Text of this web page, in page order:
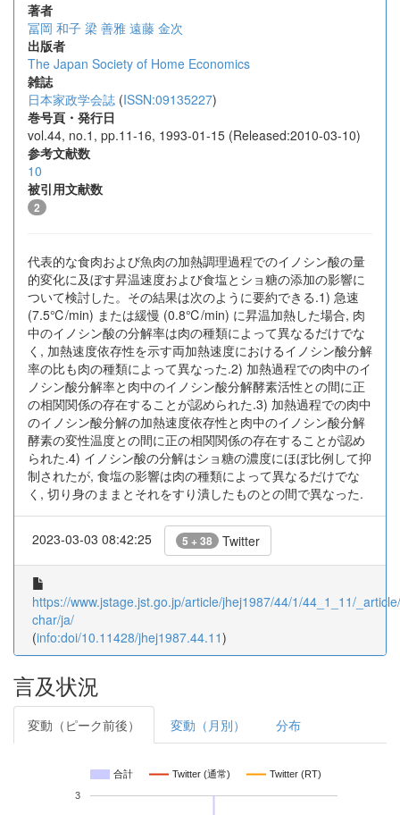
著者
冨岡 和子 梁 善雅 遠藤 金次
出版者
The Japan Society of Home Economics
雑誌
日本家政学会誌 (ISSN:09135227)
巻号頁・発行日
vol.44, no.1, pp.11-16, 1993-01-15 (Released:2010-03-10)
参考文献数
10
被引用文献数
2
代表的な食肉および魚肉の加熱調理過程でのイノシン酸の量
的変化に及ぼす昇温速度および食塩とショ糖の添加の影響に
ついて検討した。その結果は次のように要約できる.1) 急速
(7.5℃/min) または緩慢 (0.8℃/min) に昇温加熱した場合, 肉
中のイノシン酸の分解率は肉の種類によって異なるだけでな
く, 加熱速度依存性を示す両加熱速度におけるイノシン酸分解
率の比も肉の種類によって異なった.2) 加熱過程での肉中のイ
ノシン酸分解率と肉中のイノシン酸分解酵素活性との間に正
の相関関係の存在することが認められた.3) 加熱過程での肉中
のイノシン酸分解の加熱速度依存性と肉中のイノシン酸分解
酵素の変性温度との間に正の相関関係の存在することが認め
られた.4) イノシン酸の分解はショ糖の濃度にほぼ比例して抑
制されたが, 食塩の影響は肉の種類によって異なるだけでな
く, 切り身のままとそれをすり潰したものとの間で異なった.
2023-03-03 08:42:25 5 + 38 Twitter
https://www.jstage.jst.go.jp/article/jhej1987/44/1/44_1_11/
char/ja/
(info:doi/10.11428/jhej1987.44.11)
言及状況
変動（ピーク前後） 変動（月別） 分布
合計 Twitter (通常) Twitter (RT)
3